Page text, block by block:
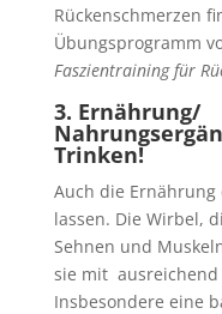
Rückenschmerzen
Übungsprogramm
Faszientraining für
3. Ernährung/
Trinken!
Auch die
lassen. Die Wirbel,
Sehnen und
sie mit ausreichend
Insbesondere eine